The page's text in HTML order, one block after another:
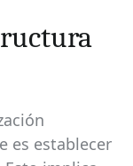
es establecer